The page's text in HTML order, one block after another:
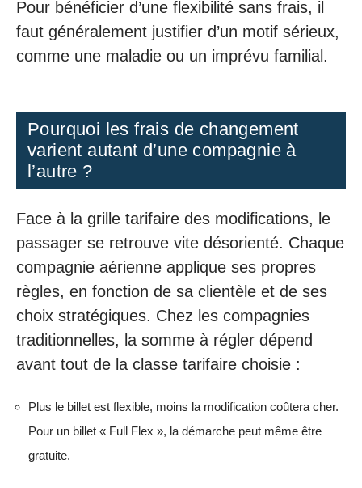
Pour bénéficier d’une flexibilité sans frais, il
faut généralement justifier d’un motif sérieux,
comme une maladie ou un imprévu familial.
Pourquoi les frais de changement
varient autant d’une compagnie à
l’autre ?
Face à la grille tarifaire des modifications, le
passager se retrouve vite désorienté. Chaque
compagnie aérienne applique ses propres
règles, en fonction de sa clientèle et de ses
choix stratégiques. Chez les compagnies
traditionnelles, la somme à régler dépend
avant tout de la classe tarifaire choisie :
Plus le billet est flexible, moins la modification coûtera cher.
Pour un billet « Full Flex », la démarche peut même être
gratuite.